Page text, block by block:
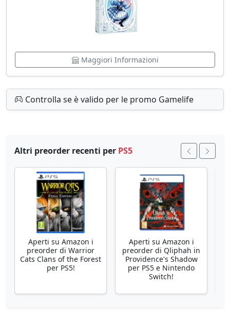
Maggiori Informazioni
Controlla se è valido per le promo Gamelife
Altri preorder recenti per PS5
Aperti su Amazon i
preorder di Warrior
Cats Clans of the Forest
per PS5!
Aperti su Amazon i
preorder di Qliphah in
Providence's Shadow
per PS5 e Nintendo
Switch!